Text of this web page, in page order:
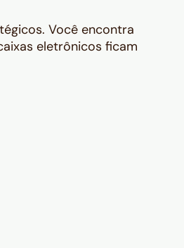
Você encontra
eletrônicos ficam